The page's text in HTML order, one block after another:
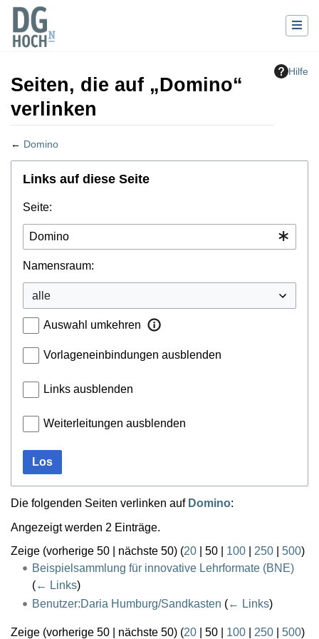
Hilfe
Seiten, die auf „Domino“
verlinken
← Domino
Wechseln zu:Navigation,Suche
Links auf diese Seite
Seite:
Namensraum:
Auswahl umkehren
Vorlageneinbindungen ausblenden
Links ausblenden
Weiterleitungen ausblenden
Los
Die folgenden Seiten verlinken auf Domino:
Angezeigt werden 2 Einträge.
Zeige (vorherige 50 nächste 50) (20 50 100 250 500)
Beispielsammlung für innovative Lehrformate (BNE)
(← Links)
Benutzer:Daria Humburg/Sandkasten (← Links)
Zeige (vorherige 50 nächste 50) (20 50 100 250 500)